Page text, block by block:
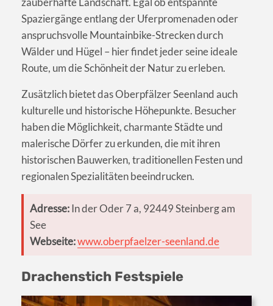
Spaziergänge entlang der Uferpromenaden oder
anspruchsvolle Mountainbike-Strecken durch
Wälder und Hügel – hier findet jeder seine ideale
Route, um die Schönheit der Natur zu erleben.
Zusätzlich bietet das Oberpfälzer Seenland auch
kulturelle und historische Höhepunkte. Besucher
haben die Möglichkeit, charmante Städte und
malerische Dörfer zu erkunden, die mit ihren
historischen Bauwerken, traditionellen Festen und
regionalen Spezialitäten beeindrucken.
Adresse:In der Oder 7 a, 92449 Steinberg am
See
Webseite:www.oberpfaelzer-seenland.de
Drachenstich Festspiele